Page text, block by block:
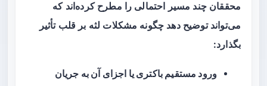
محققان چند مسیر احتمالی را مطرح کرده‌اند که
می‌تواند توضیح دهد چگونه مشکلات لثه بر قلب تأثیر
بگذارد:
ورود مستقیم باکتری یا اجزای آن به جریان